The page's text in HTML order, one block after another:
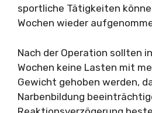
sportliche Tätigkeiten
Wochen wieder
Nach der Operation sollten
Wochen keine Lasten mit
Gewicht gehoben werden,
Narbenbildung